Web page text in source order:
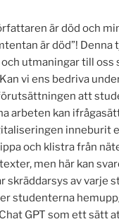
är död och
är död”! Denna
utmaningar till oss
vi ens bedriva
att
arbeten kan
inneburit
och klistra från
men här kan
skräddarsys av varje
studenterna
GPT som ett sätt